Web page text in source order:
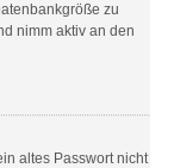
zu
nimm aktiv an den
altes Passwort nicht